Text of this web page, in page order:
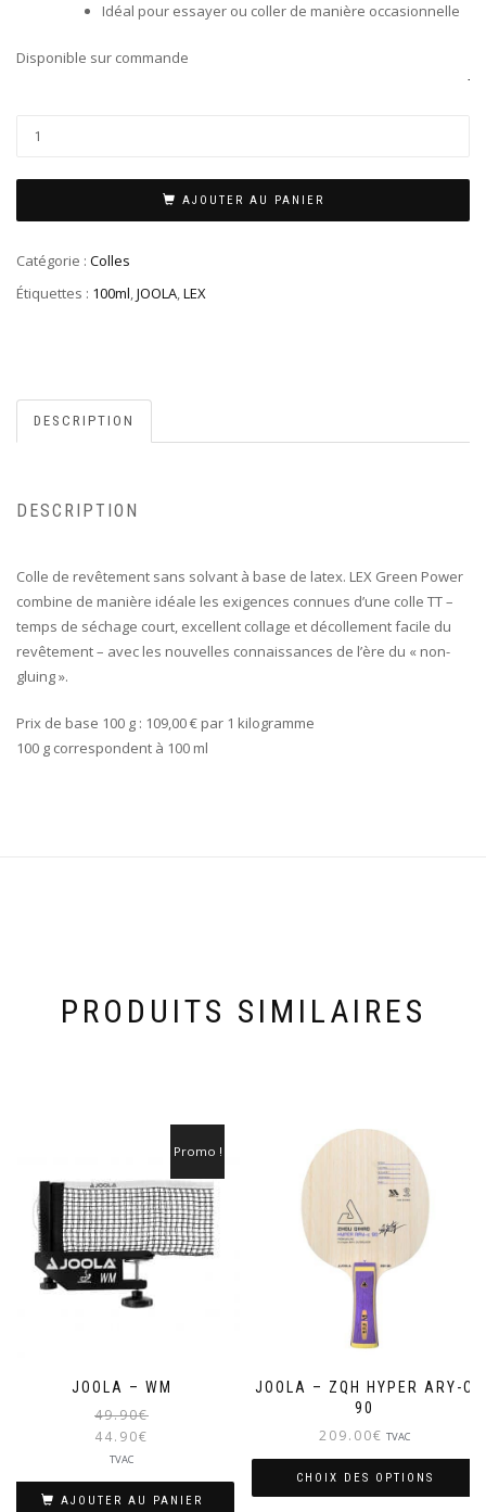
Idéal pour essayer ou coller de manière occasionnelle
Disponible sur commande
AJOUTER AU PANIER
Catégorie : Colles
Étiquettes : 100ml,JOOLA,LEX
DESCRIPTION
DESCRIPTION
Colle de revêtement sans solvant à base de latex. LEX Green Power
combine de manière idéale les exigences connues d’une colle TT –
temps de séchage court, excellent collage et décollement facile du
revêtement – avec les nouvelles connaissances de l’ère du « non-
gluing ».
Prix de base 100 g : 109,00 € par 1 kilogramme
100 g correspondent à 100 ml
PRODUITS SIMILAIRES
JOOLA – WM
Promo !
49.90€
initial
49.90€.
44.90€
Le
prix
actuel
TVAC
AJOUTER AU PANIER
JOOLA – ZQH HYPER ARY-C
90
209.00€ TVAC
CHOIX DES OPTIONS